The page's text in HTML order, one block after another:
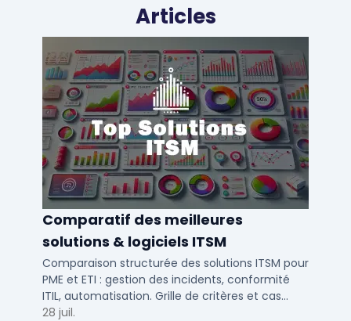
Articles
Comparatif des meilleures
solutions & logiciels ITSM
Comparaison structurée des solutions ITSM pour
PME et ETI : gestion des incidents, conformité
ITIL, automatisation. Grille de critères et cas
d'usage par taille d'entreprise.
28 juil.